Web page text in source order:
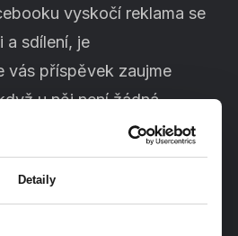
Detaily
vyskočí reklama se
a sdílení, je
vás příspěvek zaujme
u něj není žádná
tak musíte vnímat i vaše
OnGlazz jsem využíval a